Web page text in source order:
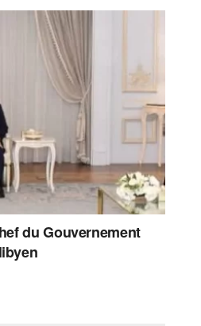
du Gouvernement